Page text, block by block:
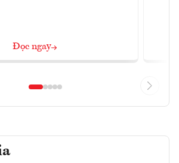
Đọc ngay